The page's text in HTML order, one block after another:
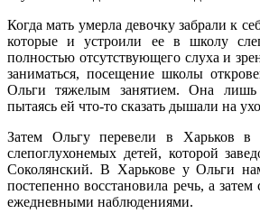
Когда мать умерла девочку забрали к
которые и устроили ее в школу
полностью отсутствующего слуха и
заниматься, посещение школы
Ольги тяжелым занятием. Она
пытаясь ей что-то сказать дышали на
Затем Ольгу перевели в Харьков
слепоглухонемых детей, которой
Соколянский. В Харькове у Ольги
постепенно восстановила речь, а затем
ежедневными наблюдениями.